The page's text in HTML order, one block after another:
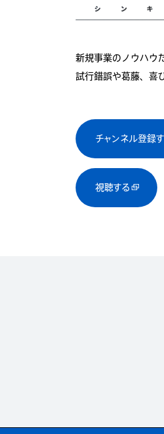
新規事業のノウハウ
試行錯誤や葛藤、喜
チャンネル登録
視聴する